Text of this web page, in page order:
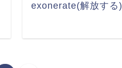
exonerate(解放する)